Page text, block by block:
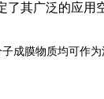
其广泛的应用
成膜物质均可作